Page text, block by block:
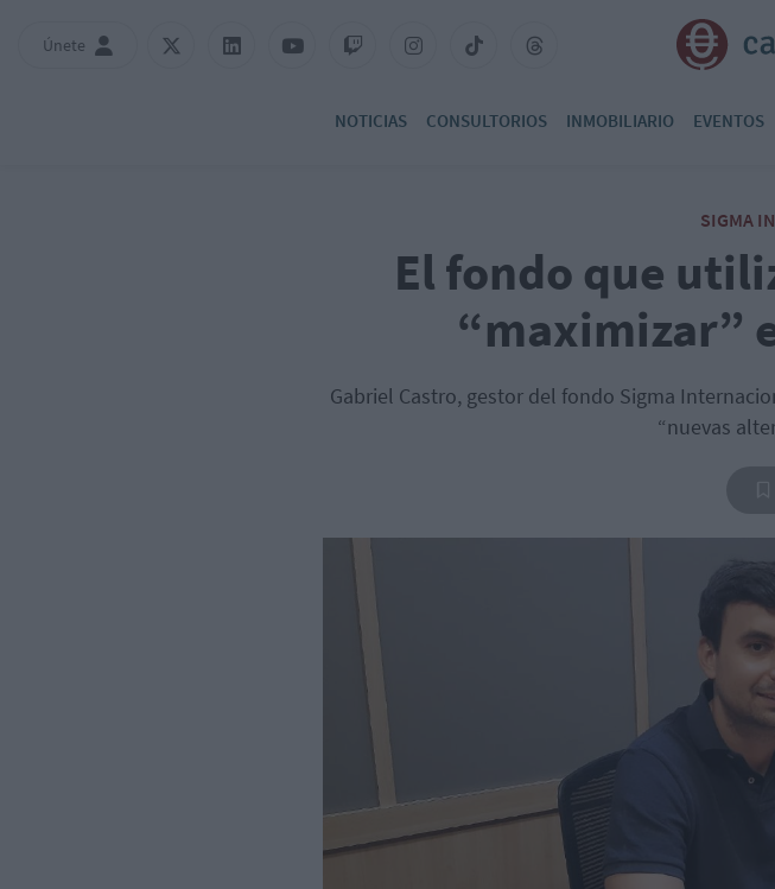
Únete
NOTICIAS CONSULTORIOS INMOBILIARIO EVENTOS
SIGMA
El fondo que
“maximizar”
Gabriel Castro, gestor del fondo Sigma
“nuevas